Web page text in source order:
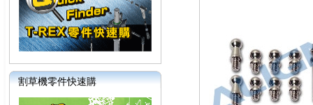
割草機零件快速購